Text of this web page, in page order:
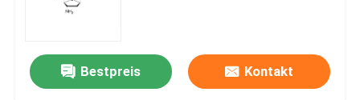
Bestpreis Kontakt